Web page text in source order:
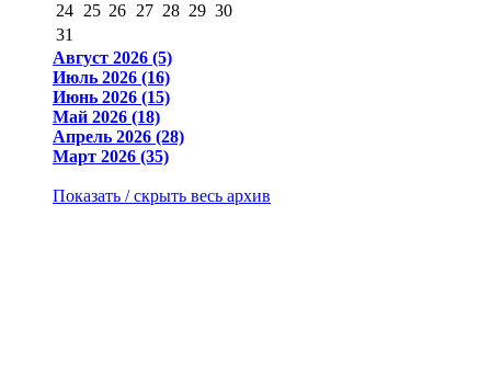
24 25 26 27 28 29 30
31
Август 2026 (5)
Июль 2026 (16)
Июнь 2026 (15)
Май 2026 (18)
Апрель 2026 (28)
Март 2026 (35)
Показать / скрыть весь архив